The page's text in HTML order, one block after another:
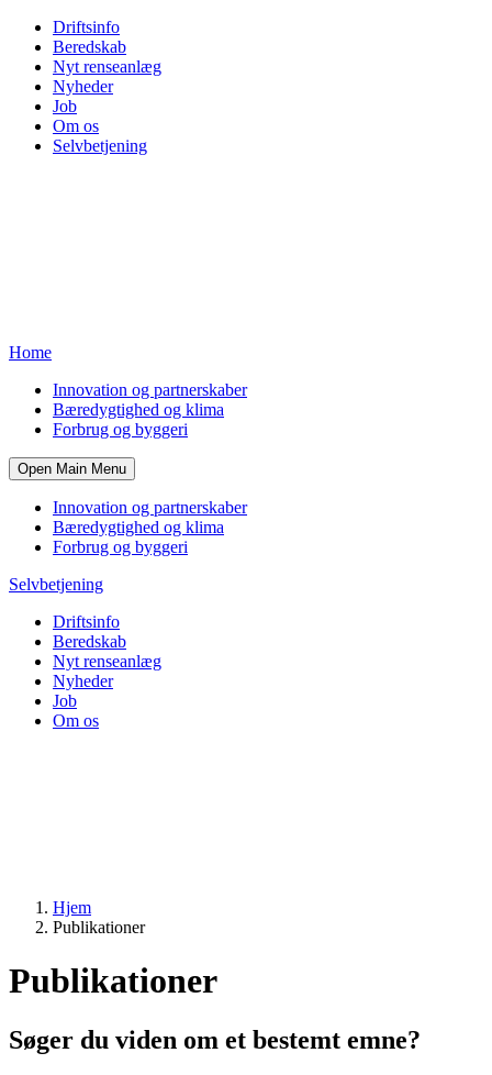
Driftsinfo
Beredskab
Nyt renseanlæg
Nyheder
Job
Om os
Selvbetjening
Home
Innovation og partnerskaber
Bæredygtighed og klima
Forbrug og byggeri
Open Main Menu
Innovation og partnerskaber
Bæredygtighed og klima
Forbrug og byggeri
Selvbetjening
Driftsinfo
Beredskab
Nyt renseanlæg
Nyheder
Job
Om os
Hjem
Publikationer
Publikationer
Søger du viden om et bestemt emne?